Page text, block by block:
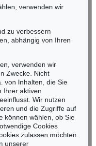
>
verwenden wir
zu verbessern
abhängig von Ihren
verwenden wir
Zwecke. Nicht
von Inhalten, die Sie
Ihrer aktiven
Wir nutzen
und die Zugriffe auf
können wählen, ob Sie
Cookies
zulassen möchten.
unserer